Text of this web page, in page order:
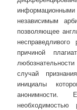
независимым
позволяющее
причиной
случай
инициалы
анонимности.